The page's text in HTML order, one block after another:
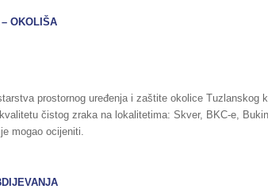
OKOLIŠA
prostornog uređenja i zaštite okolice Tuzlanskog
čistog zraka na lokalitetima: Skver, BKC-e,
mogao ocijeniti.